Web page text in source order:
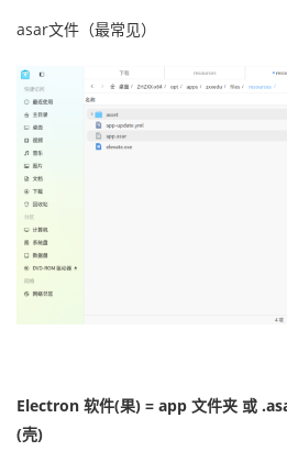
asar文件（最常见）
Electron 软件(果) = app 文件夹 或
(壳)